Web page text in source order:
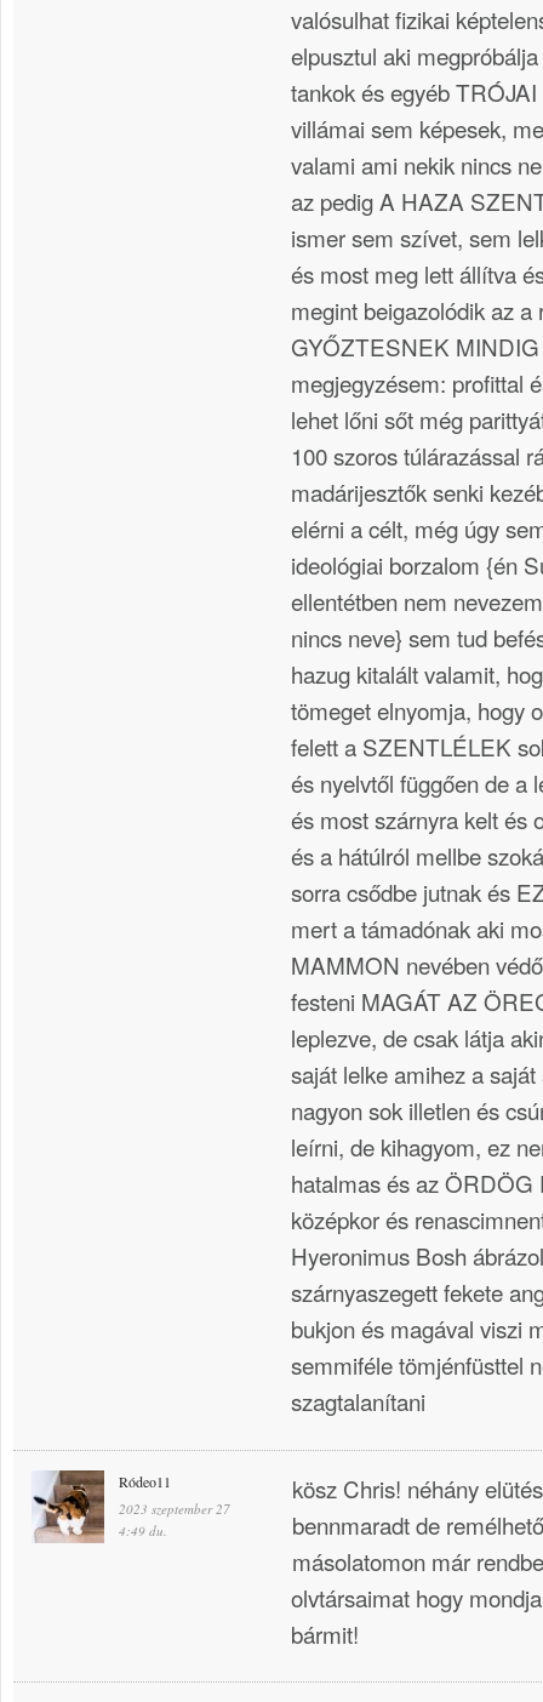
valósulhat fizikai
elpusztul aki
tankok és egyéb
villámai sem képesek,
valami ami nekik nincs
az pedig A HAZA
ismer sem szívet, sem
és most meg lett állítva
megint beigazolódik az a
GYŐZTESNEK
megjegyzésem: profittal
lehet lőni sőt még
100 szoros túlárazással
madárijesztők senki
elérni a célt, még úgy
ideológiai borzalom {én
ellentétben nem
nincs neve} sem tud
hazug kitalált valamit,
tömeget elnyomja, hogy
felett a SZENTLÉLEK
és nyelvtől függően de a
és most szárnyra kelt és
és a hátúlról mellbe
sorra csődbe jutnak és
mert a támadónak aki
MAMMON nevében
festeni MAGÁT AZ
leplezve, de csak látja
saját lelke amihez a
nagyon sok illetlen és
leírni, de kihagyom, ez
hatalmas és az
középkor és
Hyeronimus Bosh
szárnyaszegett fekete
bukjon és magával viszi
semmiféle tömjénfüsttel
szagtalanítani
Ródeo11
2023 szeptember 27
4:49 du.
kösz Chris! néhány
bennmaradt de
másolatomon már
olvtársaimat hogy
bármit!